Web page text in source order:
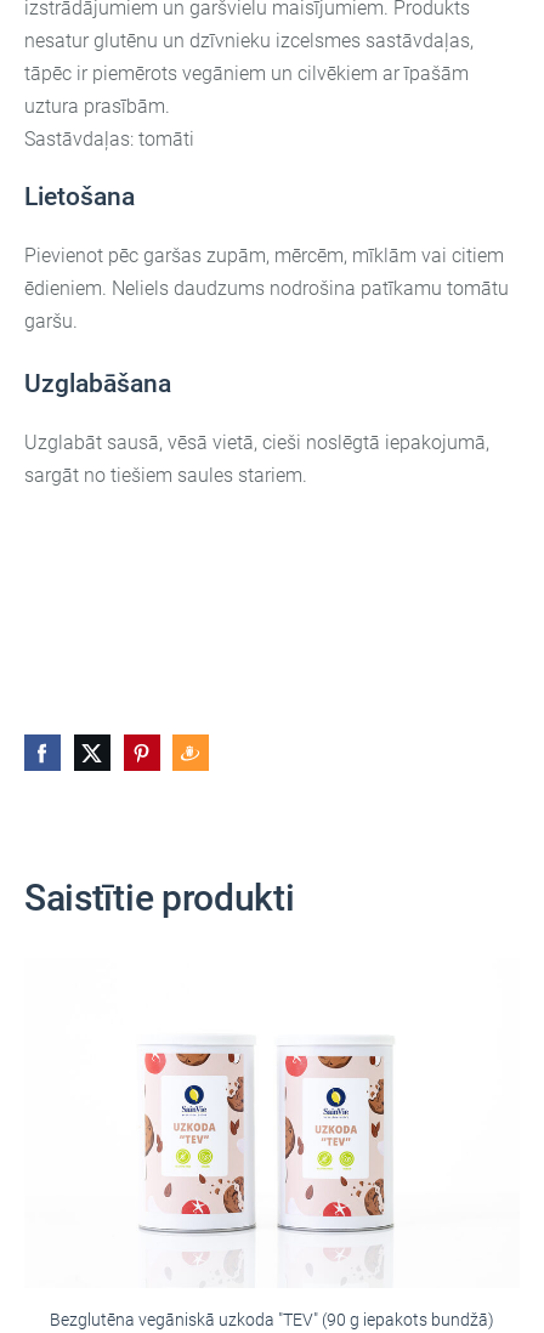
izstrādājumiem un garšvielu maisījumiem. Produkts
nesatur glutēnu un dzīvnieku izcelsmes sastāvdaļas,
tāpēc ir piemērots vegāniem un cilvēkiem ar īpašām
uztura prasībām.
Sastāvdaļas: tomāti
Lietošana
Pievienot pēc garšas zupām, mērcēm, mīklām vai citiem
ēdieniem. Neliels daudzums nodrošina patīkamu tomātu
garšu.
Uzglabāšana
Uzglabāt sausā, vēsā vietā, cieši noslēgtā iepakojumā,
sargāt no tiešiem saules stariem.
Saistītie produkti
Bezglutēna vegāniskā uzkoda "TEV" (90 g iepakots bundžā)